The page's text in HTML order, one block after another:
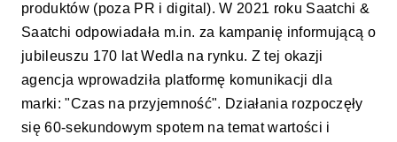
produktów (poza PR i digital). W 2021 roku Saatchi &
Saatchi odpowiadała m.in. za kampanię informującą o
jubileuszu 170 lat Wedla na rynku. Z tej okazji
agencja wprowadziła platformę komunikacji dla
marki: "Czas na przyjemność". Działania rozpoczęły
się 60-sekundowym spotem na temat wartości i